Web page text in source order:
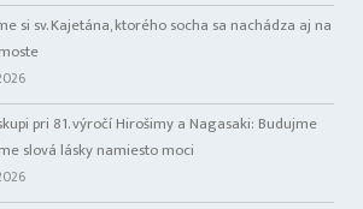
si sv. Kajetána, ktorého socha sa nachádza aj na
pri 81. výročí Hirošimy a Nagasaki: Budujme
slová lásky namiesto moci